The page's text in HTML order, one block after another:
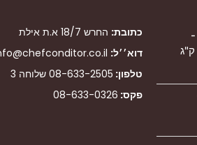
-
כתובת: החרש 18/7 א.ת אילת
דוא׳׳ל:
טלפון: 08-633-2505 שלוחה 3
פקס: 08-633-0326